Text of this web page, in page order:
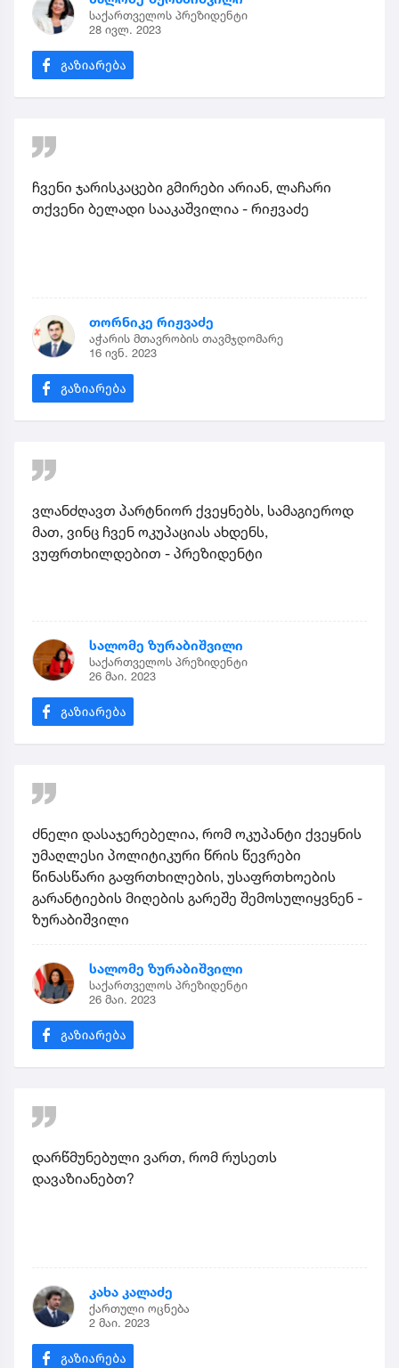
საქართველოს პრეზიდენტი
28 ივლ. 2023
ჩვენი ჯარისკაცები გმირები არიან, ლაჩარი
თქვენი ბელადი სააკაშვილია - რიჟვაძე
თორნიკე რიჟვაძე
აჭარის მთავრობის თავმჯდომარე
16 ივნ. 2023
ვლანძღავთ პარტნიორ ქვეყნებს, სამაგიეროდ
მათ, ვინც ჩვენ ოკუპაციას ახდენს,
ვუფრთხილდებით - პრეზიდენტი
სალომე ზურაბიშვილი
საქართველოს პრეზიდენტი
26 მაი. 2023
ძნელი დასაჯერებელია, რომ ოკუპანტი ქვეყნის
უმაღლესი პოლიტიკური წრის წევრები
წინასწარი გაფრთხილების, უსაფრთხოების
გარანტიების მიღების გარეშე შემოსულიყვნენ -
ზურაბიშვილი
სალომე ზურაბიშვილი
საქართველოს პრეზიდენტი
26 მაი. 2023
დარწმუნებული ვართ, რომ რუსეთს
დავაზიანებთ?
კახა კალაძე
ქართული ოცნება
2 მაი. 2023